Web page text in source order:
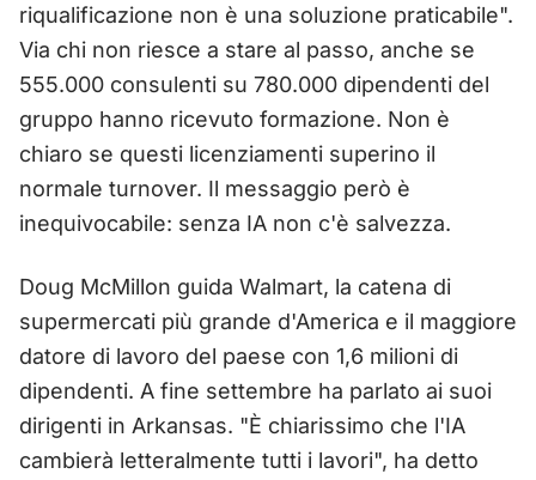
riqualificazione non è una soluzione praticabile".
Via chi non riesce a stare al passo, anche se
555.000 consulenti su 780.000 dipendenti del
gruppo hanno ricevuto formazione. Non è
chiaro se questi licenziamenti superino il
normale turnover. Il messaggio però è
inequivocabile: senza IA non c'è salvezza.
Doug McMillon guida Walmart, la catena di
supermercati più grande d'America e il maggiore
datore di lavoro del paese con 1,6 milioni di
dipendenti. A fine settembre ha parlato ai suoi
dirigenti in Arkansas. "È chiarissimo che l'IA
cambierà letteralmente tutti i lavori", ha detto